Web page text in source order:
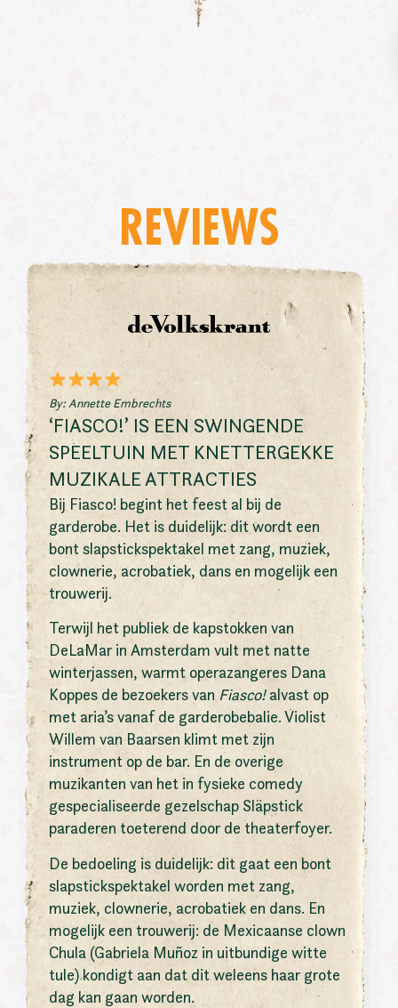
REVIEWS
By: Annette Embrechts
‘FIASCO!’ IS EEN SWINGENDE
SPEELTUIN MET KNETTERGEKKE
MUZIKALE ATTRACTIES
Bij Fiasco! begint het feest al bij de
garderobe. Het is duidelijk: dit wordt een
bont slapstickspektakel met zang, muziek,
clownerie, acrobatiek, dans en mogelijk een
trouwerij.
Terwijl het publiek de kapstokken van
DeLaMar in Amsterdam vult met natte
winterjassen, warmt operazangeres Dana
Koppes de bezoekers van Fiasco!alvast op
met aria’s vanaf de garderobebalie. Violist
Willem van Baarsen klimt met zijn
instrument op de bar. En de overige
muzikanten van het in fysieke comedy
gespecialiseerde gezelschap Släpstick
paraderen toeterend door de theaterfoyer.
De bedoeling is duidelijk: dit gaat een bont
slapstickspektakel worden met zang,
muziek, clownerie, acrobatiek en dans. En
mogelijk een trouwerij: de Mexicaanse clown
Chula (Gabriela Muñoz in uitbundige witte
tule) kondigt aan dat dit weleens haar grote
dag kan gaan worden.